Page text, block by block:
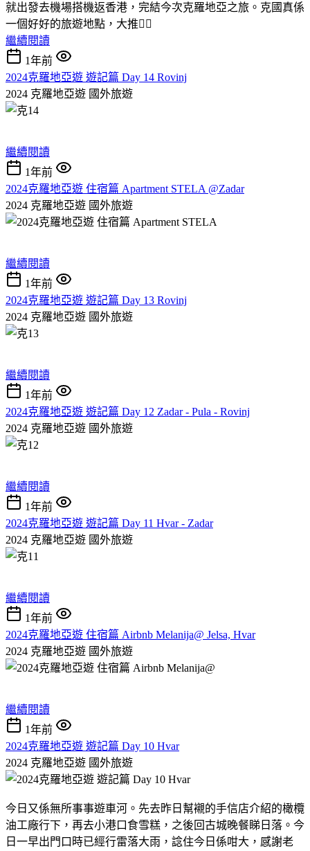
就出發去機場搭機返香港，完結今次克羅地亞之旅。克國真係
一個好好的旅遊地點，大推👍🏻
繼續閱讀
1年前
2024克羅地亞遊 遊記篇 Day 14 Rovinj
2024 克羅地亞遊 國外旅遊
繼續閱讀
1年前
2024克羅地亞遊 住宿篇 Apartment STELA @Zadar
2024 克羅地亞遊 國外旅遊
繼續閱讀
1年前
2024克羅地亞遊 遊記篇 Day 13 Rovinj
2024 克羅地亞遊 國外旅遊
繼續閱讀
1年前
2024克羅地亞遊 遊記篇 Day 12 Zadar - Pula - Rovinj
2024 克羅地亞遊 國外旅遊
繼續閱讀
1年前
2024克羅地亞遊 遊記篇 Day 11 Hvar - Zadar
2024 克羅地亞遊 國外旅遊
繼續閱讀
1年前
2024克羅地亞遊 住宿篇 Airbnb Melanija@ Jelsa, Hvar
2024 克羅地亞遊 國外旅遊
繼續閱讀
1年前
2024克羅地亞遊 遊記篇 Day 10 Hvar
2024 克羅地亞遊 國外旅遊
今日又係無所事事遊車河。先去昨日幫襯的手信店介紹的橄欖
油工廠行下，再去小港口食雪糕，之後回古城晚餐睇日落。今
日一早出門口時已經行雷落大雨，諗住今日係咁大，感謝老